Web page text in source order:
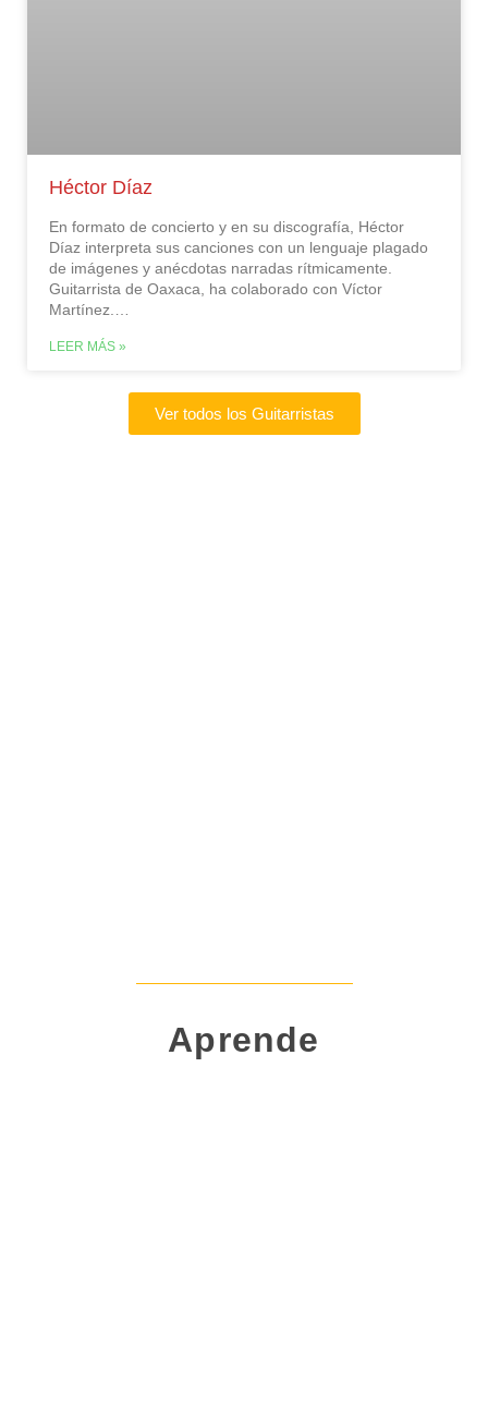
Héctor Díaz
En formato de concierto y en su discografía, Héctor
Díaz interpreta sus canciones con un lenguaje plagado
de imágenes y anécdotas narradas rítmicamente.
Guitarrista de Oaxaca, ha colaborado con Víctor
Martínez.
LEER MÁS »
Ver todos los Guitarristas
Aprende